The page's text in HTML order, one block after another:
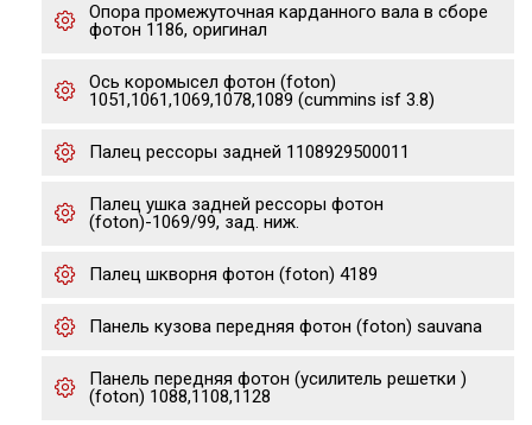
Опора промежуточная карданного вала в сборе
фотон 1186, оригинал
Ось коромысел фотон (foton)
1051,1061,1069,1078,1089 (cummins isf 3.8)
Палец рессоры задней 1108929500011
Палец ушка задней рессоры фотон
(foton)-1069/99, зад. ниж.
Палец шкворня фотон (foton) 4189
Панель кузова передняя фотон (foton) sauvana
Панель передняя фотон (усилитель решетки )
(foton) 1088,1108,1128